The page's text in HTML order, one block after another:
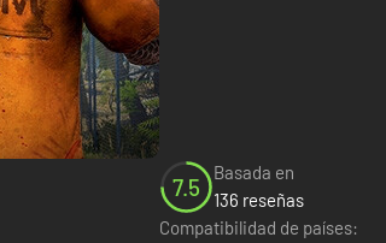
7.5
Basada en
136 reseñas
Compatibilidad de países: